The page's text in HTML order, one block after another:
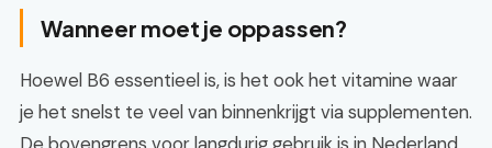
Wanneer moet je oppassen?
Hoewel B6 essentieel is, is het ook het vitamine waar
je het snelst te veel van binnenkrijgt via supplementen.